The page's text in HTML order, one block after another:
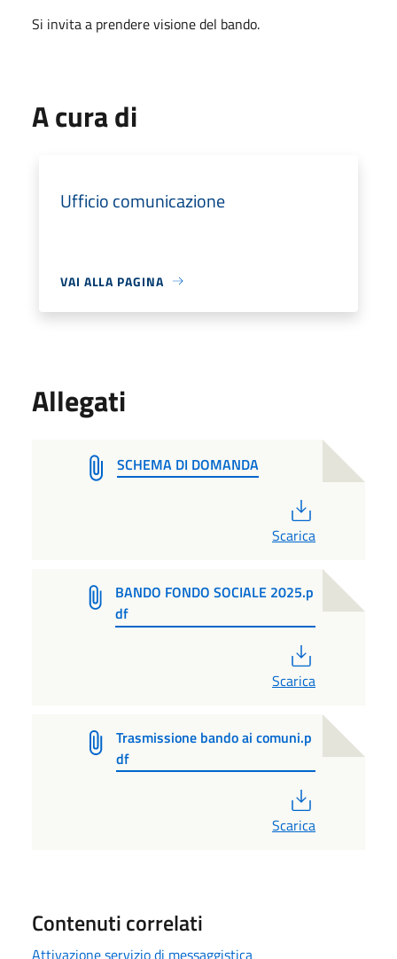
Si invita a prendere visione del bando.
A cura di
Ufficio comunicazione
VAI ALLA PAGINA
Allegati
SCHEMA DI DOMANDA
Scarica
BANDO FONDO SOCIALE 2025.p
df
Scarica
Trasmissione bando ai comuni.p
df
Scarica
Contenuti correlati